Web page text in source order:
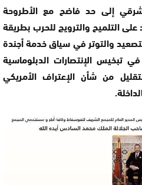
إلى حد فاضح مع الأطروحة
على التلميح والترويج للحرب بطريقة
والتوتر في سياق خدمة أجندة
تبخيس الإنتصارات الدبلوماسية
من شأن الإعتراف الأمريكي